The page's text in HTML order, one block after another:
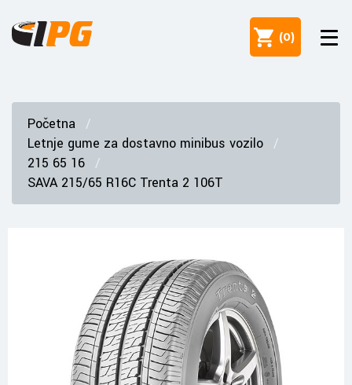
(0)
Početna
Letnje gume za dostavno minibus vozilo
215 65 16
SAVA 215/65 R16C Trenta 2 106T